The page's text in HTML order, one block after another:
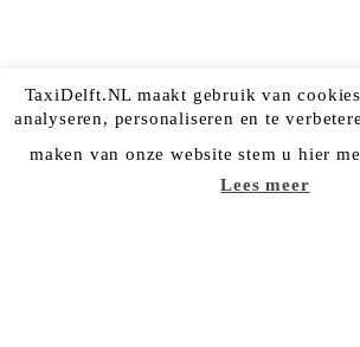
TaxiDelft.NL maakt gebruik van
analyseren, personaliseren en te
maken van onze website stem u hier
Lees meer